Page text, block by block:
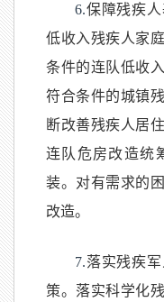
6.保障残疾
低收入残疾人家
条件的连队低收
符合条件的城镇
断改善残疾人居
连队危房改造统
装。对有需求的
改造。
7.落实残疾
策。落实科学化